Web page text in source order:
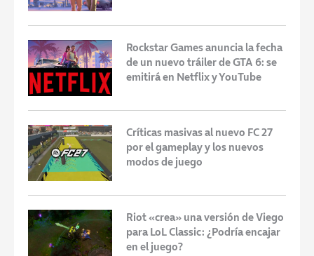
Rockstar Games anuncia la fecha
de un nuevo tráiler de GTA 6: se
emitirá en Netflix y YouTube
Críticas masivas al nuevo FC 27
por el gameplay y los nuevos
modos de juego
Riot «crea» una versión de Viego
para LoL Classic: ¿Podría encajar
en el juego?